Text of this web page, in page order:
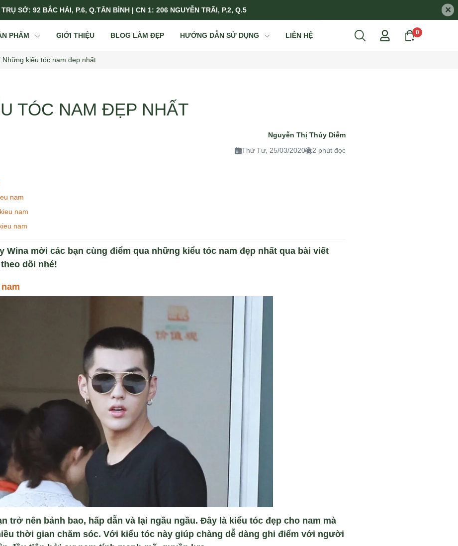
TRỤ SỞ: 92 BẮC HẢI, P.6, Q.TÂN BÌNH | CN 1: 206 NGUYỄN TRÃI, P.2, Q.5 ×
PHẨM GIỚI THIỆU BLOG LÀM ĐẸP HƯỚNG DẪN SỬ DỤNG LIÊN HỆ 0
Những kiểu tóc nam đẹp nhất
TÓC NAM ĐẸP NHẤT
Nguyễn Thị Thúy Diễm
Thứ Tư, 25/03/2020
2 phút đọc
nam
nam
nam
Wina mời các bạn cùng điểm qua những kiểu tóc nam đẹp nhất qua bài viết
dõi nhé!
trở nên bảnh bao, hấp dẫn và lại ngầu ngầu. Đây là kiểu tóc đẹp cho nam mà
thời gian chăm sóc. Với kiểu tóc này giúp chàng dễ dàng ghi điểm với người